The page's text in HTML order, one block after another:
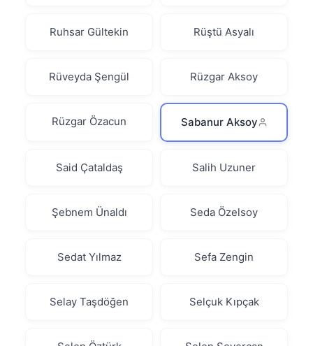
Ruhsar Gültekin Rüştü Asyalı
Rüveyda Şengül Rüzgar Aksoy
Rüzgar Özacun Sabanur Aksoy
Said Çataldaş Salih Uzuner
Şebnem Ünaldı Seda Özelsoy
Sedat Yılmaz Sefa Zengin
Selay Taşdöğen Selçuk Kıpçak